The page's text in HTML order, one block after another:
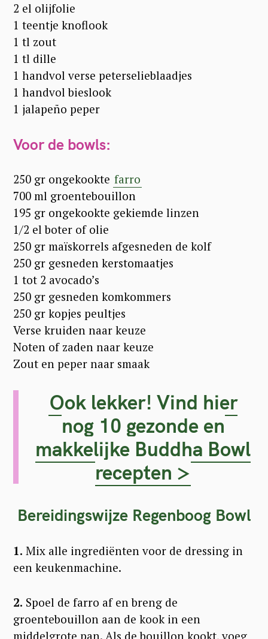
2 el olijfolie
1 teentje knoflook
1 tl zout
1 tl dille
1 handvol verse peterselieblaadjes
1 handvol bieslook
1 jalapeño peper
Voor de bowls:
250 gr ongekookte farro
700 ml groentebouillon
195 gr ongekookte gekiemde linzen
1/2 el boter of olie
250 gr maïskorrels afgesneden de kolf
250 gr gesneden kerstomaatjes
1 tot 2 avocado’s
250 gr gesneden komkommers
250 gr kopjes peultjes
Verse kruiden naar keuze
Noten of zaden naar keuze
Zout en peper naar smaak
Ook lekker! Vind hier
nog 10 gezonde en
makkelijke Buddha Bowl
recepten >
Bereidingswijze Regenboog Bowl
1. Mix alle ingrediënten voor de dressing in
een keukenmachine.
2. Spoel de farro af en breng de
groentebouillon aan de kook in een
middelgrote pan. Als de bouillon kookt, voeg